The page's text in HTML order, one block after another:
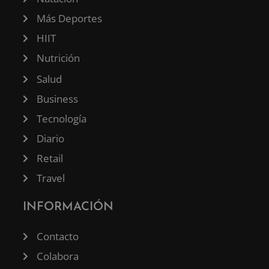
Más Deportes
HIIT
Nutrición
Salud
Business
Tecnología
Diario
Retail
Travel
INFORMACIÓN
Contacto
Colabora